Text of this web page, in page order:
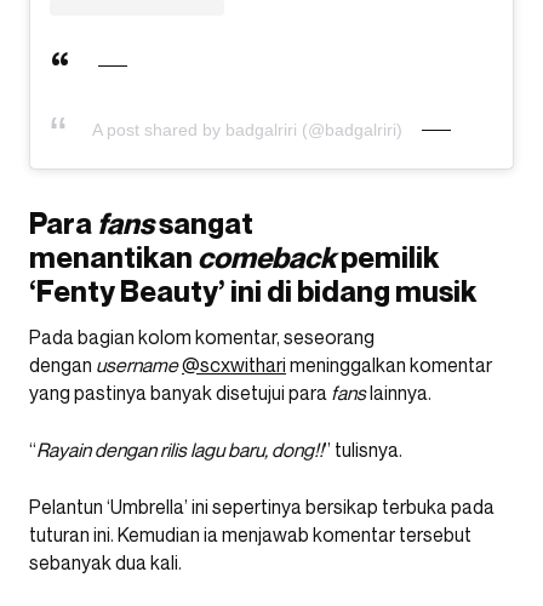
A post shared by badgalriri (@badgalriri)
Para fanssangat
menantikan comebackpemilik
‘Fenty Beauty’ ini di bidang musik
Pada bagian kolom komentar, seseorang
dengan username@scxwithari meninggalkan komentar
yang pastinya banyak disetujui para fanslainnya.
“Rayain dengan rilis lagu baru, dong!!” tulisnya.
Pelantun ‘Umbrella’ ini sepertinya bersikap terbuka pada
tuturan ini. Kemudian ia menjawab komentar tersebut
sebanyak dua kali.